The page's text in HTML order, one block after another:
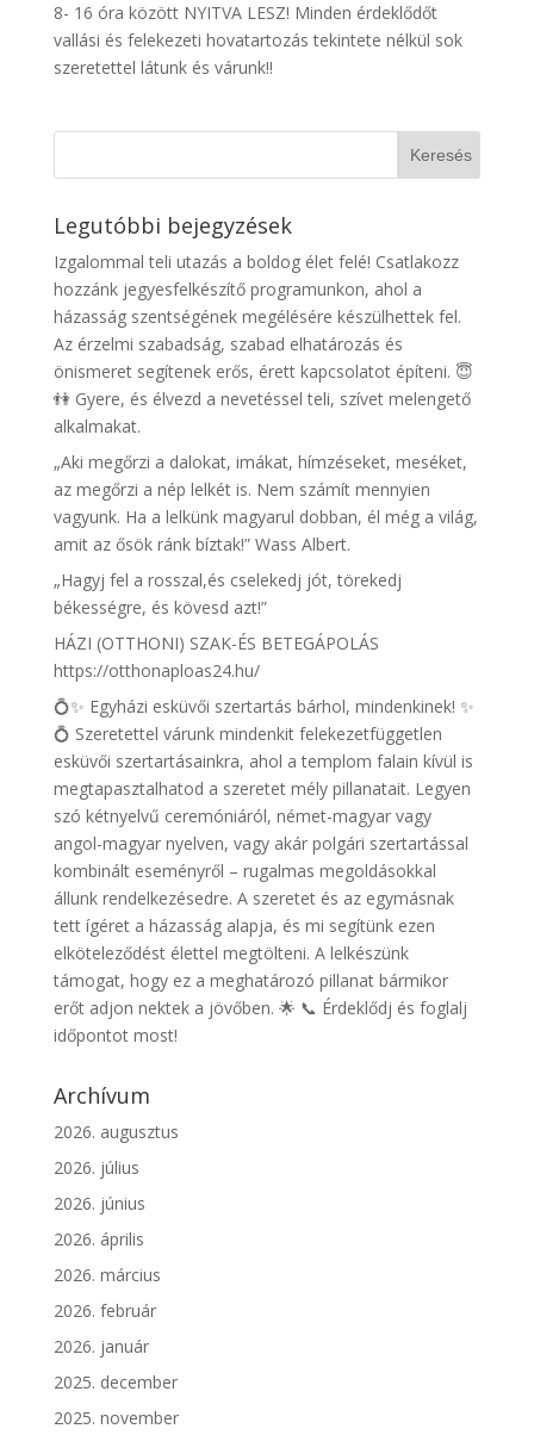
8- 16 óra között NYITVA LESZ! Minden érdeklődőt
vallási és felekezeti hovatartozás tekintete nélkül sok
szeretettel látunk és várunk!!
Legutóbbi bejegyzések
Izgalommal teli utazás a boldog élet felé! Csatlakozz
hozzánk jegyesfelkészítő programunkon, ahol a
házasság szentségének megélésére készülhettek fel.
Az érzelmi szabadság, szabad elhatározás és
önismeret segítenek erős, érett kapcsolatot építeni. 😇
👫 Gyere, és élvezd a nevetéssel teli, szívet melengető
alkalmakat.
„Aki megőrzi a dalokat, imákat, hímzéseket, meséket,
az megőrzi a nép lelkét is. Nem számít mennyien
vagyunk. Ha a lelkünk magyarul dobban, él még a világ,
amit az ősök ránk bíztak!” Wass Albert.
„Hagyj fel a rosszal,és cselekedj jót, törekedj
békességre, és kövesd azt!”
HÁZI (OTTHONI) SZAK-ÉS BETEGÁPOLÁS
https://otthonaploas24.hu/
💍✨ Egyházi esküvői szertartás bárhol, mindenkinek! ✨
💍 Szeretettel várunk mindenkit felekezetfüggetlen
esküvői szertartásainkra, ahol a templom falain kívül is
megtapasztalhatod a szeretet mély pillanatait. Legyen
szó kétnyelvű ceremóniáról, német-magyar vagy
angol-magyar nyelven, vagy akár polgári szertartással
kombinált eseményről – rugalmas megoldásokkal
állunk rendelkezésedre. A szeretet és az egymásnak
tett ígéret a házasság alapja, és mi segítünk ezen
elköteleződést élettel megtölteni. A lelkészünk
támogat, hogy ez a meghatározó pillanat bármikor
erőt adjon nektek a jövőben. 🌟 📞 Érdeklődj és foglalj
időpontot most!
Archívum
2026. augusztus
2026. július
2026. június
2026. április
2026. március
2026. február
2026. január
2025. december
2025. november